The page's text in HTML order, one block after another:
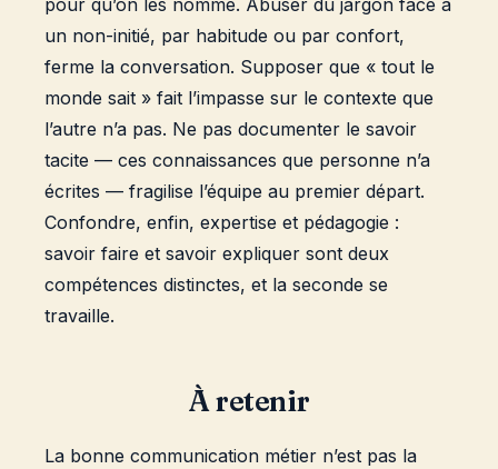
un non-initié, par habitude ou par confort,
ferme la conversation. Supposer que « tout le
monde sait » fait l’impasse sur le contexte que
l’autre n’a pas. Ne pas documenter le savoir
tacite — ces connaissances que personne n’a
écrites — fragilise l’équipe au premier départ.
Confondre, enfin, expertise et pédagogie :
savoir faire et savoir expliquer sont deux
compétences distinctes, et la seconde se
travaille.
À retenir
La bonne communication métier n’est pas la